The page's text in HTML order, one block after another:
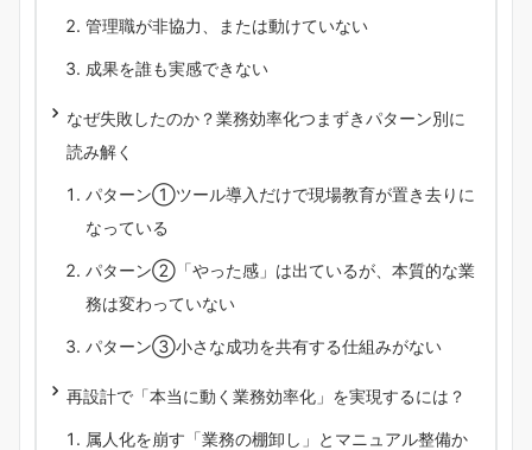
管理職が非協力、または動けていない
成果を誰も実感できない
なぜ失敗したのか？業務効率化つまずきパターン別に
読み解く
パターン①ツール導入だけで現場教育が置き去りに
なっている
パターン②「やった感」は出ているが、本質的な業
務は変わっていない
パターン③小さな成功を共有する仕組みがない
再設計で「本当に動く業務効率化」を実現するには？
属人化を崩す「業務の棚卸し」とマニュアル整備か